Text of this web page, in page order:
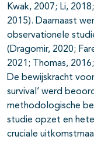
Kwak, 2007; Li,
2015). Daarnaast
observationele
(Dragomir, 2020;
2021; Thomas,
De bewijskracht
survival’ werd
methodologische
studie opzet en
cruciale